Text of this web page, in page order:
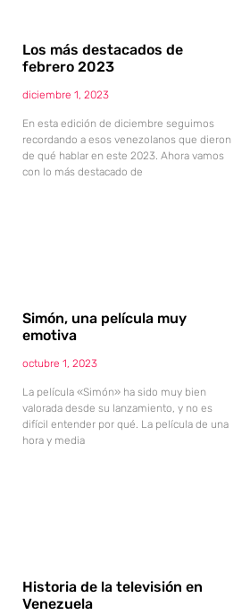
Los más destacados de
febrero 2023
diciembre 1, 2023
En esta edición de diciembre seguimos
recordando a esos venezolanos que dieron
de qué hablar en este 2023. Ahora vamos
con lo más destacado de
Simón, una película muy
emotiva
octubre 1, 2023
La película «Simón» ha sido muy bien
valorada desde su lanzamiento, y no es
difícil entender por qué. La película de una
hora y media
Historia de la televisión en
Venezuela